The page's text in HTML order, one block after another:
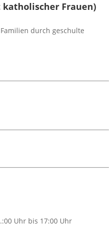
katholischer Frauen)
durch geschulte
Uhr bis 17:00 Uhr